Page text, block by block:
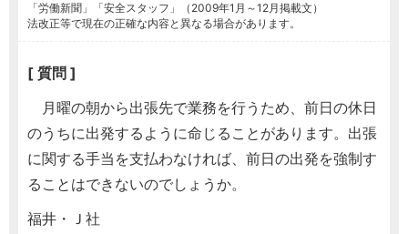
「労働新聞」「安全スタッフ」（2009年1月～12月掲載文）
法改正等で現在の正確な内容と異なる場合があります。
[ 質問 ]
月曜の朝から出張先で業務を行うため、前日の休日
のうちに出発するように命じることがあります。出張
に関する手当を支払わなければ、前日の出発を強制す
ることはできないのでしょうか。
福井・Ｊ社